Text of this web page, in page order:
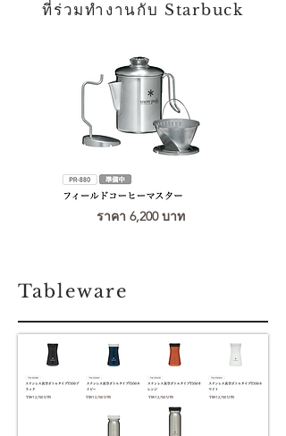
ที่ร่วมทำงานกับ Starbuck
ราคา 6,200 บาท
Tableware
ราคา 2,750 บาท
ราคา 2,750 บาท ราคา 2,750 บาท ราคา 2,750 บาท